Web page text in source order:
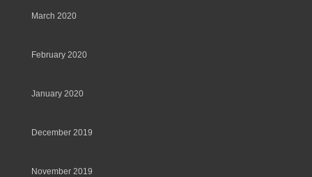
March 2020
February 2020
January 2020
December 2019
November 2019